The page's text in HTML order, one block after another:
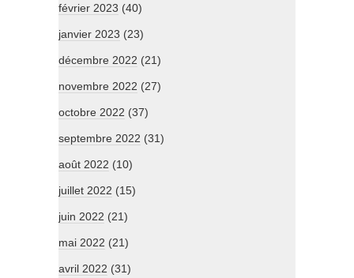
février 2023 (40)
janvier 2023 (23)
décembre 2022 (21)
novembre 2022 (27)
octobre 2022 (37)
septembre 2022 (31)
août 2022 (10)
juillet 2022 (15)
juin 2022 (21)
mai 2022 (21)
avril 2022 (31)